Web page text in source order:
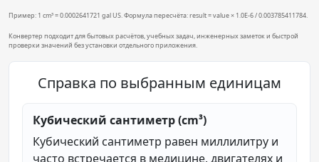
Пример: 1 cm³ = 0.0002641721 gal US. Формула пересчёта: result = value × 1.0E-6 / 0.003785411784.
Конвертер подходит для бытовых расчётов, учебных задач, инженерных заметок и быстрой
проверки значений без установки отдельного приложения.
Справка по выбранным единицам
Кубический сантиметр (cm³)
Кубический сантиметр равен миллилитру и
часто встречается в медицине, двигателях и